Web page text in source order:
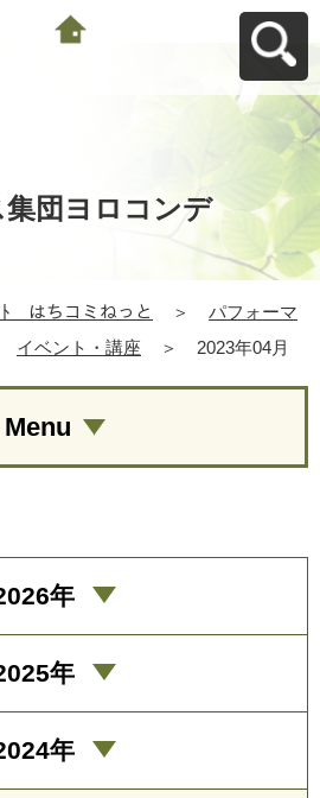
団ヨロコンデ
ﾄ はちコミねっと ＞
パフォーマ
イベント・講座 ＞ 2023年04月
Menu
年
年
年